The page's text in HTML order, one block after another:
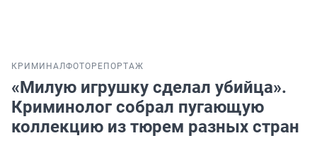
КРИМИНАЛФОТОРЕПОРТАЖ
«Милую игрушку сделал убийца».
Криминолог собрал пугающую
коллекцию из тюрем разных стран